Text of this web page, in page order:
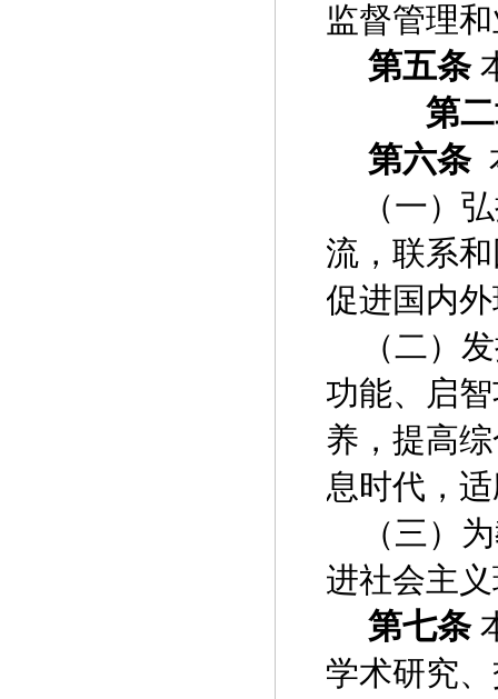
监督管理
第五条
第
第六条
（一）
流，联系
促进国内
（二）
功能、启
养，提高
息时代，
（三）
进社会主
第七条
学术研究